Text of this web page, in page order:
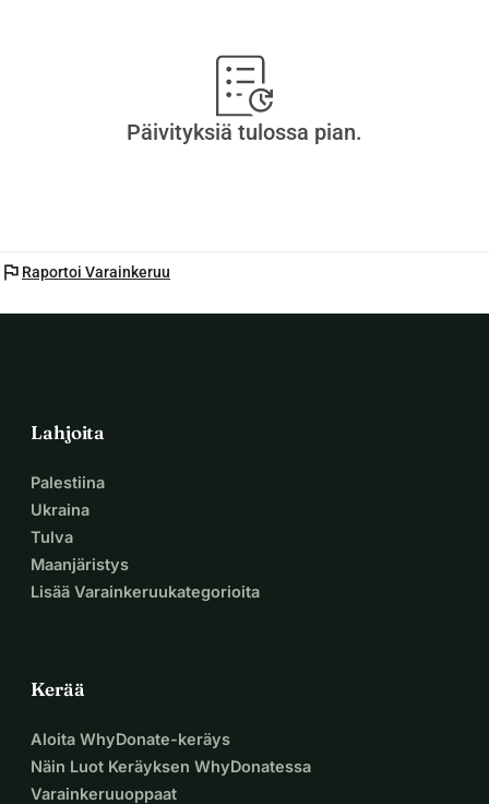
Päivityksiä tulossa pian.
flag Raportoi Varainkeruu
Lahjoita
Palestiina
Ukraina
Tulva
Maanjäristys
Lisää Varainkeruukategorioita
Kerää
Aloita WhyDonate-keräys
Näin Luot Keräyksen WhyDonatessa
Varainkeruuoppaat